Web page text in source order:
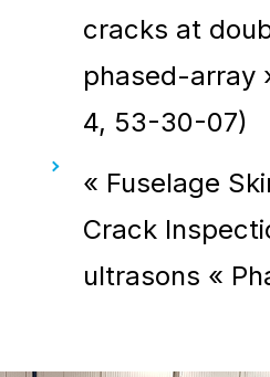
cracks at
phased-array
4, 53-30-07)
« Fuselage
Crack
ultrasons «